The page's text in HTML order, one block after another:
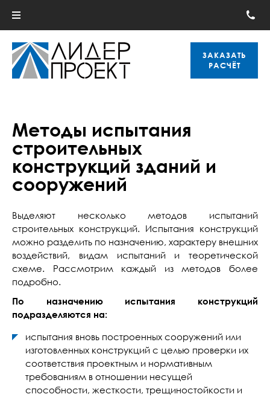
ЗАКАЗАТЬ
РАСЧЁТ
Методы испытания
строительных
конструкций зданий и
сооружений
Выделяют несколько методов испытаний
строительных конструкций. Испытания конструкций
можно разделить по назначению, характеру внешних
воздействий, видам испытаний и теоретической
схеме. Рассмотрим каждый из методов более
подробно.
По назначению испытания конструкций
подразделяются на:
испытания вновь построенных сооружений или
изготовленных конструкций с целью проверки их
соответствия проектным и нормативным
требованиям в отношении несущей
способности, жесткости, трещиностойкости и